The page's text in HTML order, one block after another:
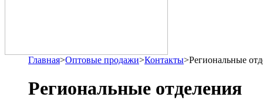
Главная>Оптовые продажи>Контакты>Региональные
Региональные отделения